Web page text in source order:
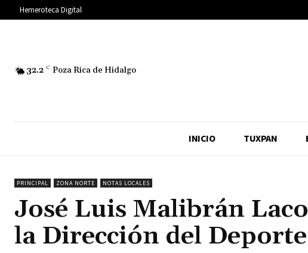
Hemeroteca Digital
32.2 C Poza Rica de Hidalgo
INICIO TUXPAN
PRINCIPAL ZONA NORTE NOTAS LOCALES
José Luis Malibrán
la Dirección del